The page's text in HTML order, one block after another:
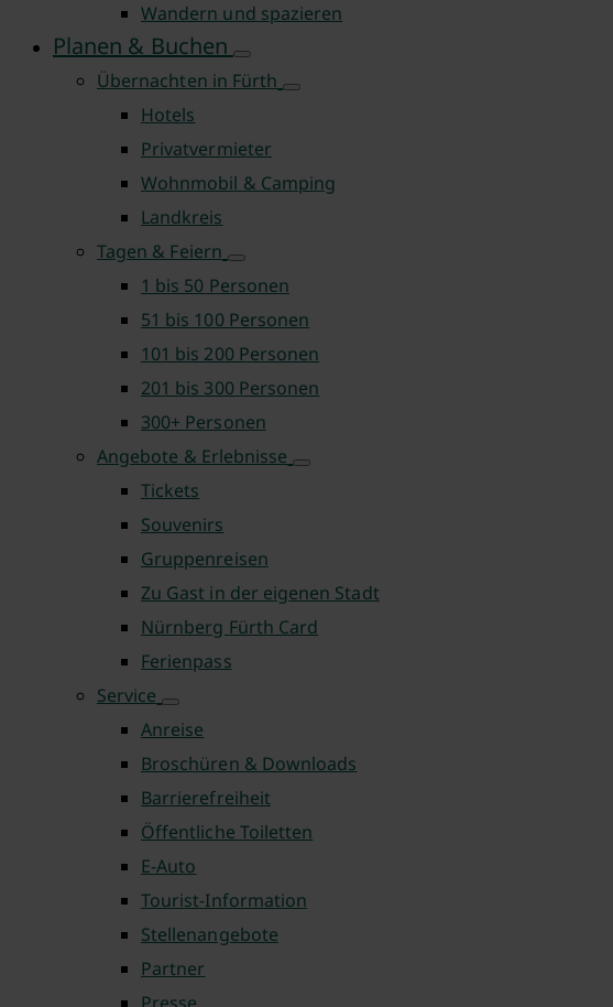
Wandern und spazieren
Planen & Buchen
Übernachten in Fürth
Hotels
Privatvermieter
Wohnmobil & Camping
Landkreis
Tagen & Feiern
1 bis 50 Personen
51 bis 100 Personen
101 bis 200 Personen
201 bis 300 Personen
300+ Personen
Angebote & Erlebnisse
Tickets
Souvenirs
Gruppenreisen
Zu Gast in der eigenen Stadt
Nürnberg Fürth Card
Ferienpass
Service
Anreise
Broschüren & Downloads
Barrierefreiheit
Öffentliche Toiletten
E-Auto
Tourist-Information
Stellenangebote
Partner